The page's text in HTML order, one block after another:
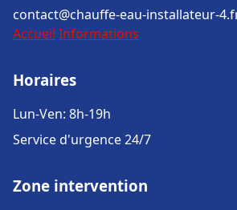
contact@chauffe-eau-installateur-
Accueil Informations
Horaires
Lun-Ven: 8h-19h
Service d'urgence 24/7
Zone intervention